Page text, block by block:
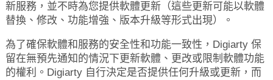
新服務，並不時為您提供軟體更新（這些更新可能以軟體
替換、修改、功能增強、版本升級等形式出現）。
為了確保軟體和服務的安全性和功能一致性，Digiarty 保
留在無預先通知的情況下更新軟體、更改或限制軟體功能
的權利。Digiarty 自行決定是否提供任何升級或更新，而